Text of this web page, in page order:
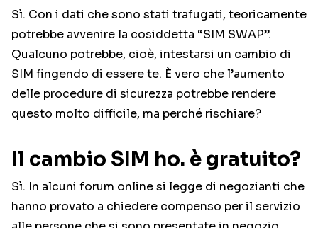
Sì. Con i dati che sono stati trafugati, teoricamente
potrebbe avvenire la cosiddetta “SIM SWAP”.
Qualcuno potrebbe, cioè, intestarsi un cambio di
SIM fingendo di essere te. È vero che l’aumento
delle procedure di sicurezza potrebbe rendere
questo molto difficile, ma perché rischiare?
Il cambio SIM ho. è gratuito?
Sì. In alcuni forum online si legge di negozianti che
hanno provato a chiedere compenso per il servizio